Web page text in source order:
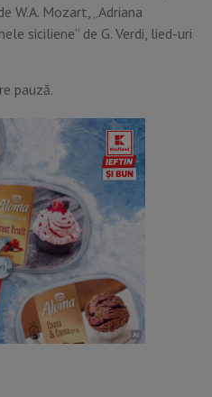
W.A. Mozart, „Adriana
siciliene” de G. Verdi, lied-uri
pauză.